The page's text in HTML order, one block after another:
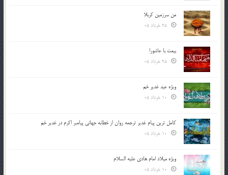
من سرزمین کربلا
بیعت با عاشورا
ویژه عید غدیر خم
کامل ترین پیام غدیر ترجمه روان از خطابه جهانی پیامبر اکرم در غدیر خم
ویژه میلاد امام هادی علیه السلام